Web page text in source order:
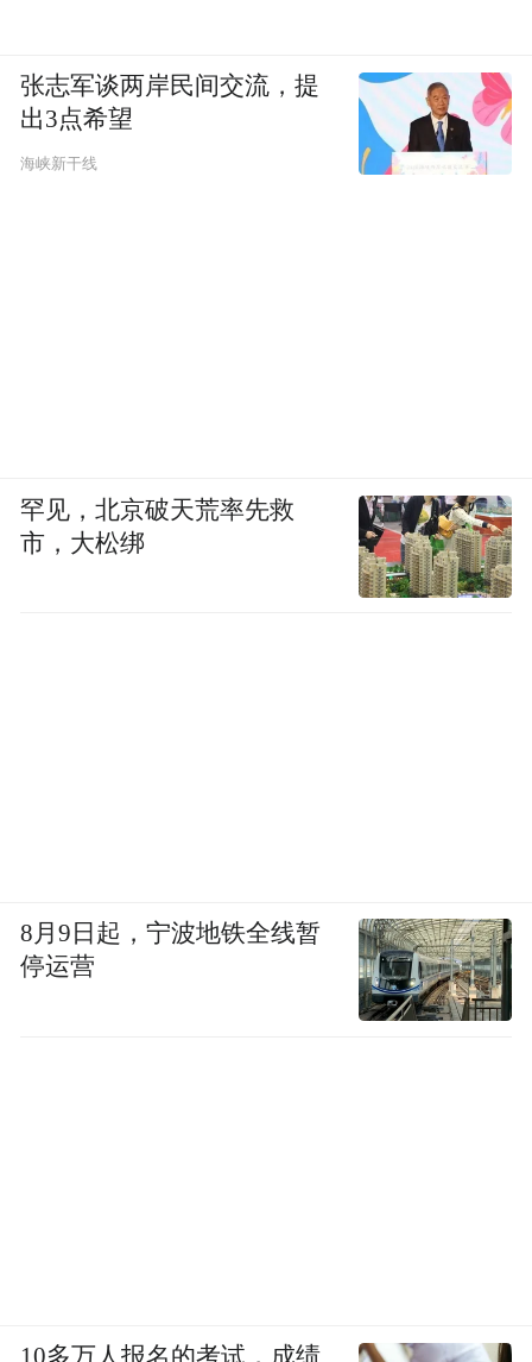
张志军谈两岸民间交流，提
出3点希望
海峡新干线
罕见，北京破天荒率先救
市，大松绑
8月9日起，宁波地铁全线暂
停运营
10多万人报名的考试，成绩